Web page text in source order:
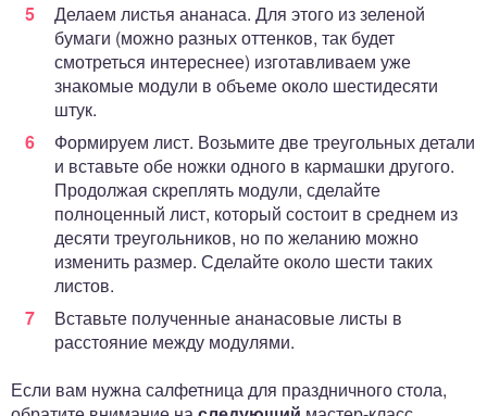
Делаем листья ананаса. Для этого из зеленой
бумаги (можно разных оттенков, так будет
смотреться интереснее) изготавливаем уже
знакомые модули в объеме около шестидесяти
штук.
Формируем лист. Возьмите две треугольных детали
и вставьте обе ножки одного в кармашки другого.
Продолжая скреплять модули, сделайте
полноценный лист, который состоит в среднем из
десяти треугольников, но по желанию можно
изменить размер. Сделайте около шести таких
листов.
Вставьте полученные ананасовые листы в
расстояние между модулями.
Если вам нужна салфетница для праздничного стола,